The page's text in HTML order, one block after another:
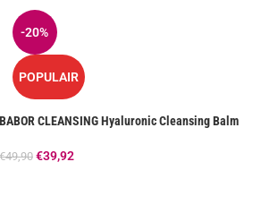
-20%
POPULAIR
BABOR CLEANSING Hyaluronic Cleansing Balm
€49,90 €39,92